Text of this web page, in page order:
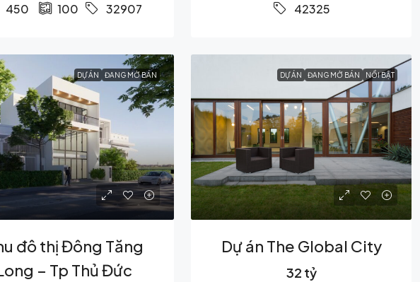
450 100 32907 42325
DỰ ÁN ĐANG MỞ BÁN
đô thị Đông Tăng
– Tp Thủ Đức
DỰ ÁN ĐANG MỞ BÁN NỔI BẬT
Dự án The Global City
32 tỷ